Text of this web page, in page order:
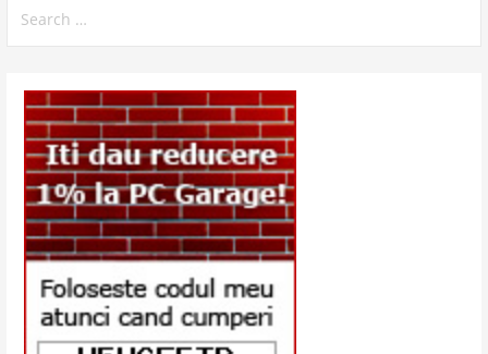
for: